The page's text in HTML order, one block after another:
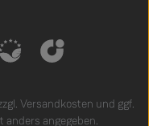
Versandkosten und ggf.
angegeben.